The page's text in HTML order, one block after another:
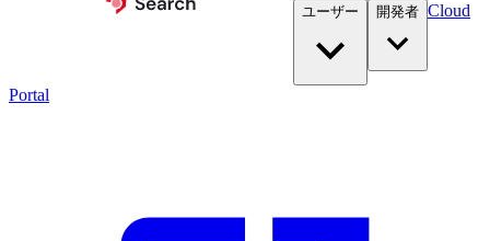
ユーザー 開発者​ Cloud
Portal